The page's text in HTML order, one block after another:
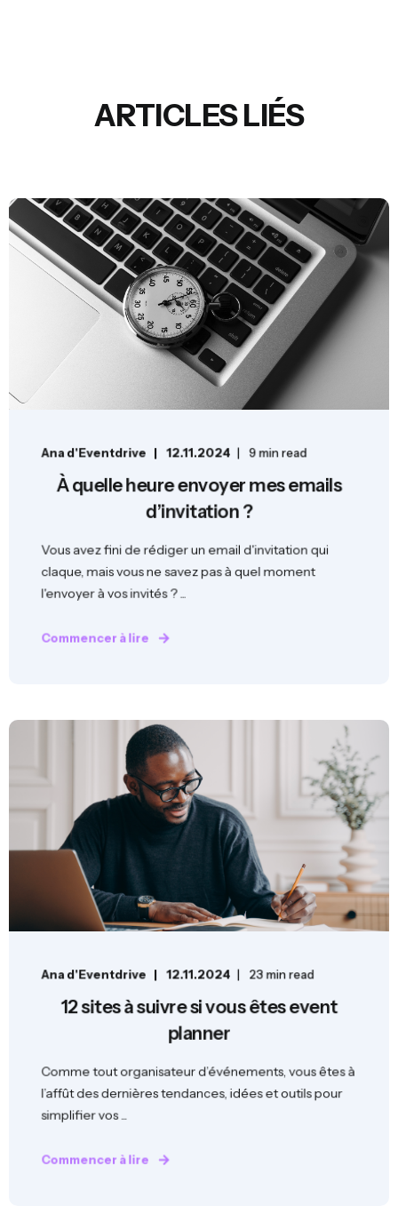
ARTICLES LIÉS
Ana d'Eventdrive 12.11.2024 9 min read
À quelle heure envoyer mes emails
d’invitation ?
Vous avez fini de rédiger un email d'invitation qui
claque, mais vous ne savez pas à quel moment
l'envoyer à vos invités ? ...
Commencer à lire
Ana d'Eventdrive 12.11.2024 23 min read
12 sites à suivre si vous êtes event
planner
Comme tout organisateur d’événements, vous êtes à
l’affût des dernières tendances, idées et outils pour
simplifier vos ...
Commencer à lire